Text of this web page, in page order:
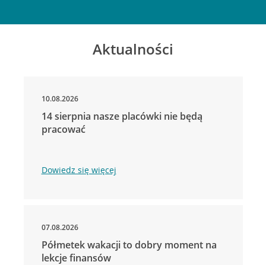
Aktualności
10.08.2026
14 sierpnia nasze placówki nie będą
pracować
Dowiedz się więcej
07.08.2026
Półmetek wakacji to dobry moment na
lekcje finansów